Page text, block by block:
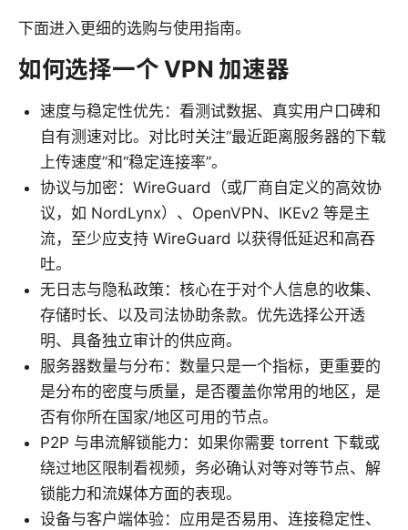
下面进入更细的选购与使用指南。
如何选择一个 VPN 加速器
速度与稳定性优先：看测试数据、真实用户口碑和
自有测速对比。对比时关注“最近距离服务器的下载
上传速度”和“稳定连接率”。
协议与加密：WireGuard（或厂商自定义的高效协
议，如 NordLynx）、OpenVPN、IKEv2 等是主
流，至少应支持 WireGuard 以获得低延迟和高吞
吐。
无日志与隐私政策：核心在于对个人信息的收集、
存储时长、以及司法协助条款。优先选择公开透
明、具备独立审计的供应商。
服务器数量与分布：数量只是一个指标，更重要的
是分布的密度与质量，是否覆盖你常用的地区，是
否有你所在国家/地区可用的节点。
P2P 与串流解锁能力：如果你需要 torrent 下载或
绕过地区限制看视频，务必确认对等对等节点、解
锁能力和流媒体方面的表现。
设备与客户端体验：应用是否易用、连接稳定性、